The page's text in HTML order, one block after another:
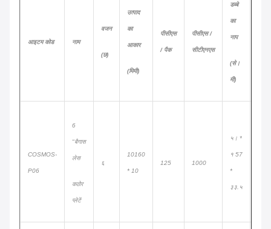
आइटम कोड नाम
वजन
(छ)
उत्पाद
का
आकार
(मिमी)
पीसीएस
/ पैक
पीसीएस /
सीटीएनएस
डब्बे
का
नाप
(से।
मी)
COSMOS-
P06
6
"बैगास
लेस
कठोर
प्लेटें
६
10160
* 10
125 1000
५। *
१ 57
*
३३.५